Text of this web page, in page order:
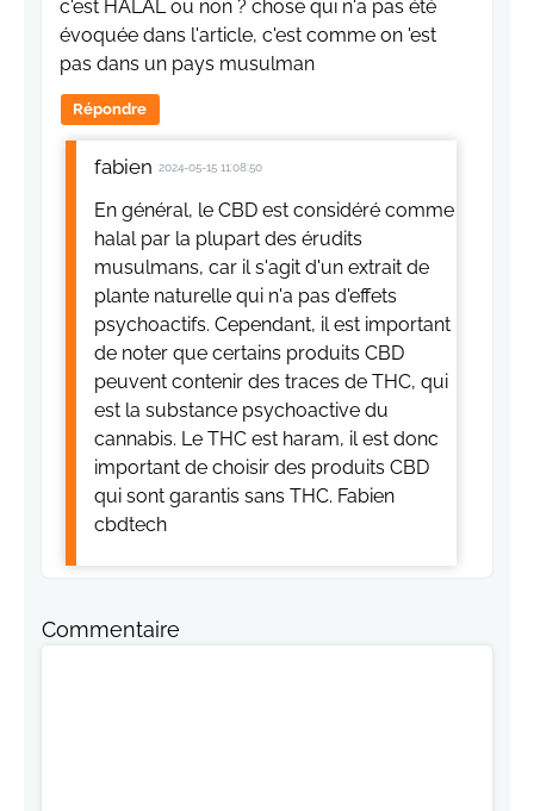
c'est HALAL ou non ? chose qui n'a pas été
évoquée dans l'article, c'est comme on 'est
pas dans un pays musulman
Répondre
fabien 2024-05-15 11:08:50
En général, le CBD est considéré comme
halal par la plupart des érudits
musulmans, car il s'agit d'un extrait de
plante naturelle qui n'a pas d'effets
psychoactifs. Cependant, il est important
de noter que certains produits CBD
peuvent contenir des traces de THC, qui
est la substance psychoactive du
cannabis. Le THC est haram, il est donc
important de choisir des produits CBD
qui sont garantis sans THC. Fabien
cbdtech
Commentaire